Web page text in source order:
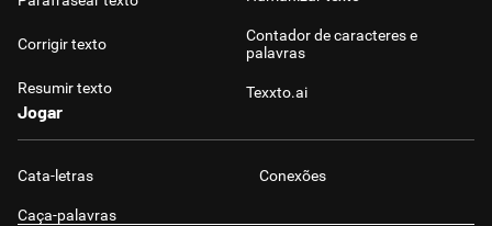
Corrigir texto
Resumir texto
Contador de caracteres e
palavras
Texxto.ai
Jogar
Cata-letras Conexões
Caça-palavras